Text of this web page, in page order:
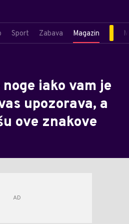
Sport Zabava Magazin
iako vam je
upozorava, a
ove znakove